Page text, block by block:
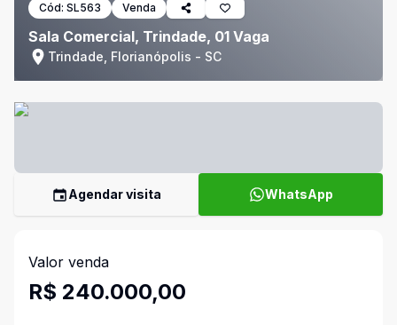
Cód: SL563 Venda
Sala Comercial, Trindade, 01 Vaga
Trindade, Florianópolis - SC
Agendar visita WhatsApp
Valor venda
R$ 240.000,00